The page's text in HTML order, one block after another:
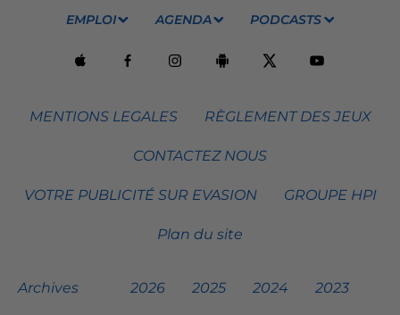
EMPLOI AGENDA PODCASTS
MENTIONS LEGALES RÈGLEMENT DES JEUX
CONTACTEZ NOUS
VOTRE PUBLICITÉ SUR EVASION GROUPE HPI
Plan du site
Archives 2026 2025 2024 2023